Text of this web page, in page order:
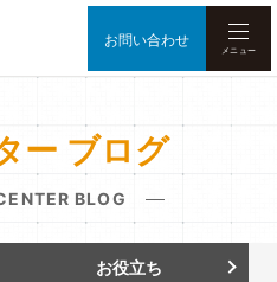
メニュー
お問い合わせ
ー ブログ
BLOG
お役立ち